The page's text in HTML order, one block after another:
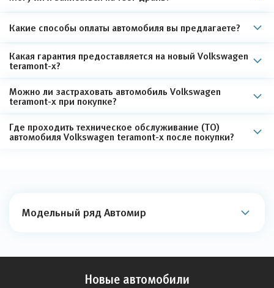
Какие способы оплаты автомобиля вы предлагаете?
Какая гарантия предоставляется на новый Volkswagen
teramont-x?
Можно ли застраховать автомобиль Volkswagen
teramont-x при покупке?
Где проходить техническое обслуживание (ТО)
автомобиля Volkswagen teramont-x после покупки?
Модельный ряд Автомир
Новые автомобили